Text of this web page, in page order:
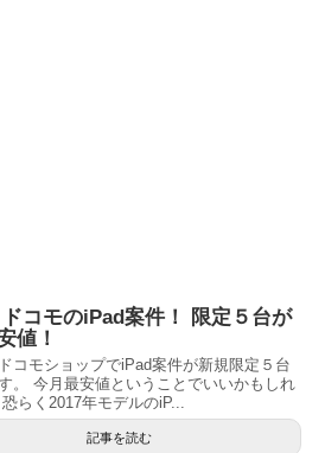
ドコモのiPad案件！ 限定５台が
値！
コモショップでiPad案件が新規限定５台
。 今月最安値ということでいいかもしれ
らく2017年モデルのiP...
記事を読む